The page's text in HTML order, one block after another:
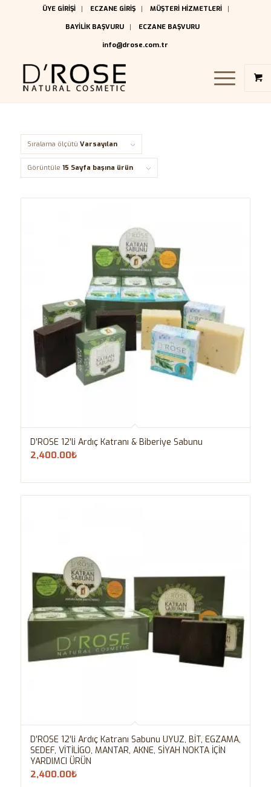
ÜYE GİRİŞİ ECZANE GİRİŞ
MÜŞTERİ HİZMETLERİ
BAYİLİK BAŞVURU
ECZANE BAŞVURU
info@drose.com.tr
Sıralama ölçütü Varsayılan
Görüntüle 15 Sayfa başına ürün
D’ROSE 12’li Ardıç Katranı & Biberiye Sabunu
2,400.00₺
D’ROSE 12’li Ardıç Katranı Sabunu UYUZ, BİT, EGZAMA,
SEDEF, VİTİLİGO, MANTAR, AKNE, SİYAH NOKTA İÇİN
YARDIMCI ÜRÜN
2,400.00₺